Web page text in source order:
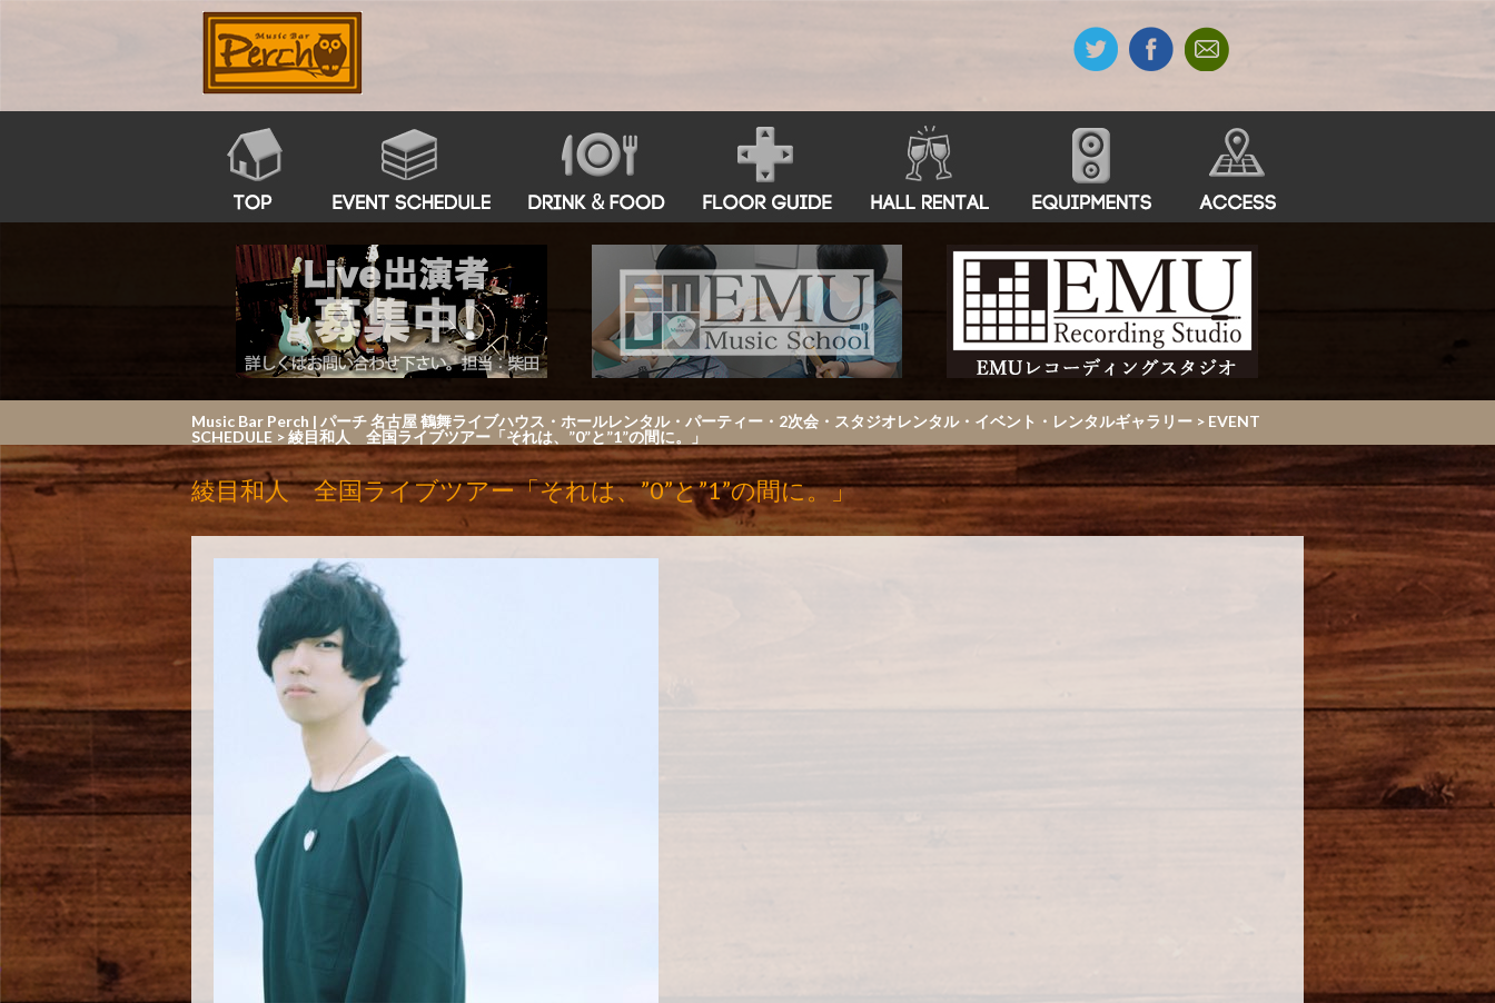
Music Bar Perch | パーチ 名古屋 鶴舞ライブハウス・ホールレンタル・パーティー・2次会・スタジオレンタル・イベント・レンタルギャラリー > EVENT
SCHEDULE >綾目和人 全国ライブツアー「それは、”0”と”1”の間に。」
綾目和人 全国ライブツアー「それは、”0”と”1”の間に。」